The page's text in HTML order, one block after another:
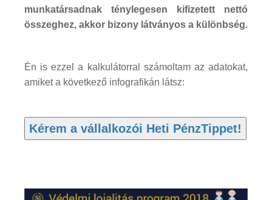
munkatársadnak ténylegesen kifizetett nettó
összeghez, akkor bizony látványos a különbség.
Én is ezzel a kalkulátorral számoltam az adatokat,
amiket a következő infografikán látsz: